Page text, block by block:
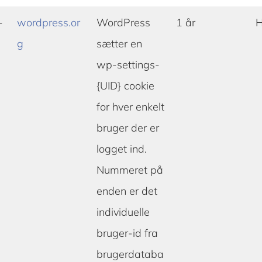
wordpress.or
g
WordPress
sætter en
wp-settings-
{UID} cookie
for hver enkelt
bruger der er
logget ind.
Nummeret på
enden er det
individuelle
bruger-id fra
brugerdataba
1 år